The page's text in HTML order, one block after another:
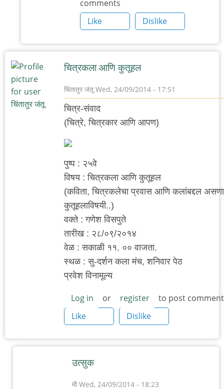
नेपाळमधल्या
ऐसीकरांसाठी
by
आदूबाळ
comments
Like
Dislike
चित्रकला आणि कुतूहल
चिंतातुर जंतू Wed, 24/09/2014 - 17:51
चित्र-संवाद
(चित्रे, चित्रकार आणि आपण)
पुष्प : २५वे
विषय : चित्रकला आणि कुतूहल
(कविता, चित्रकलेचा प्रवास आणि कलांबद्दल
कुतूहलाविषयी..)
वक्ते : गणेश विसपुते
तारीख : २८/०९/२०१४
वेळ : सकाळी ११. ०० वाजता.
स्थळ : सु-दर्शन कला मंच, शनिवार पेठ
प्रवेश विनामूल्य
Log in or register
to post
Like
Dislike
उत्सुक
मी Wed, 24/09/2014 - 18:23